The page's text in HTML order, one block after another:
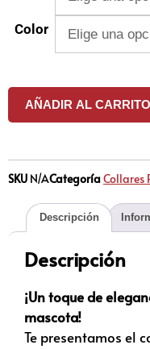
Color
AÑADIR AL CARRITO
SKU N/ACategoríaCollares
Descripción
Descripción
¡Un toque de
mascota!
Te presentamos el